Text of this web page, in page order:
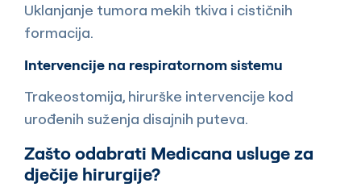
Uklanjanje tumora mekih tkiva i cističnih
formacija.
Intervencije na respiratornom sistemu
Trakeostomija, hirurške intervencije kod
urođenih suženja disajnih puteva.
Zašto odabrati Medicana usluge za
dječije hirurgije?